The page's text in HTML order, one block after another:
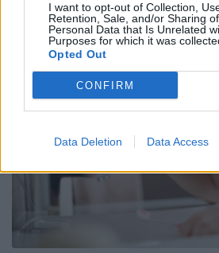
I want to opt-out of Collection,
Retention, Sale, and/or Sharing
Personal Data that Is Unrelated
Purposes for which it was
Opted Out
CONFIRM
Data Deletion Data Access